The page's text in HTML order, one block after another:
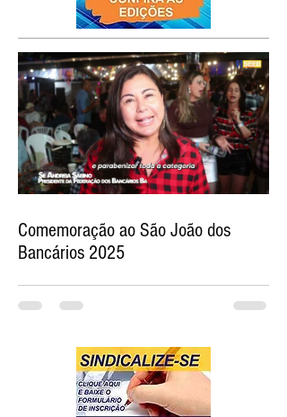
Comemoração ao São João dos
Bancários 2025